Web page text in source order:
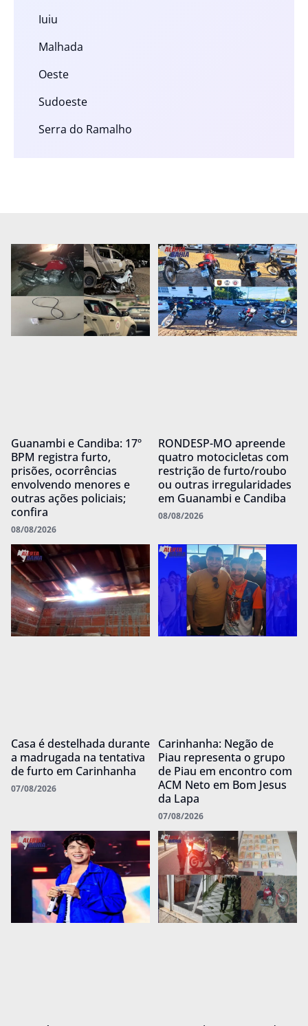
Iuiu
Malhada
Oeste
Sudoeste
Serra do Ramalho
Guanambi e Candiba: 17º
BPM registra furto,
prisões, ocorrências
envolvendo menores e
outras ações policiais;
confira
08/08/2026
RONDESP-MO apreende
quatro motocicletas com
restrição de furto/roubo
ou outras irregularidades
em Guanambi e Candiba
08/08/2026
Casa é destelhada durante
a madrugada na tentativa
de furto em Carinhanha
07/08/2026
Carinhanha: Negão de
Piau representa o grupo
de Piau em encontro com
ACM Neto em Bom Jesus
da Lapa
07/08/2026